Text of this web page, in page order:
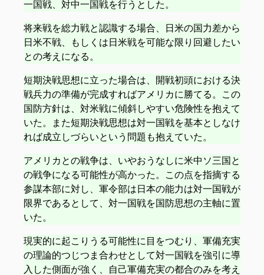
一国戦、対中一国戦を行うとした。
将来戦を総力戦と認識する場合、日米の国力差から
日米不戦、もしくは日米戦を可能な限り回避したい
との考えになる。
短期決戦思想に立った場合は、開戦初頭における決
戦兵力の準備が完成すればアメリカに勝てる。この
国防方針は、対米戦に傾斜しやすい危険性を抱えて
いた。また短期決戦思想は対一国戦を基本としなけ
れば成立しづらいという問題も抱えていた。
アメリカとの戦争は、いやおうなしに米中ソ三国と
の戦争になる可能性が高かった。この点を指摘する
参謀本部に対し、軍令部は日本の能力は対一国戦が
限界であるとして、対一国戦を国防思想の主軸に置
いた。
現実的に起こりうる可能性に目をつむり、軍備充実
の理論的つじつま合わせとして対一国戦を強引に導
入した側面が強く、自己軍備充実の都合のみを考え